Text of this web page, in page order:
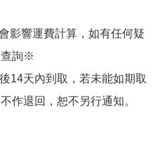
影響運費計算，如有任何疑
查詢※
14天內到取，若未能如期取
作退回，恕不另行通知。